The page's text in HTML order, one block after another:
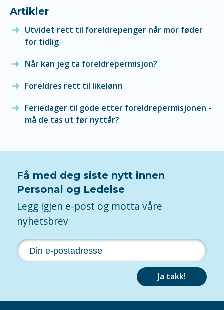
Artikler
Utvidet rett til foreldrepenger når mor føder
for tidlig
Når kan jeg ta foreldrepermisjon?
Foreldres rett til likelønn
Feriedager til gode etter foreldrepermisjonen -
må de tas ut før nyttår?
Få med deg siste nytt innen
Personal og Ledelse
Legg igjen e-post og motta våre
nyhetsbrev
Ja takk!